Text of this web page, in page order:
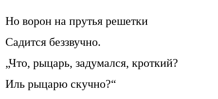
Но ворон на прутья решетки
Садится беззвучно.
„Что, рыцарь, задумался, кроткий?
Иль рыцарю скучно?“